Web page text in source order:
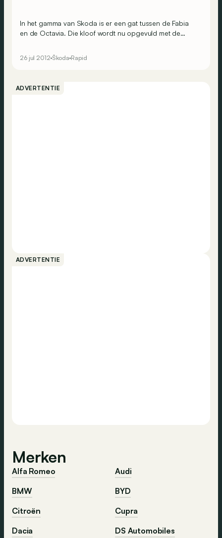
In het gamma van Skoda is er een gat tussen de Fabia
en de Octavia. Die kloof wordt nu opgevuld met de
konden hem al een eerste keer testen.
26 jul 2012 Škoda Rapid
ADVERTENTIE
ADVERTENTIE
Merken
Alfa Romeo
Audi
BMW
BYD
Citroën
Cupra
Dacia
DS Automobiles